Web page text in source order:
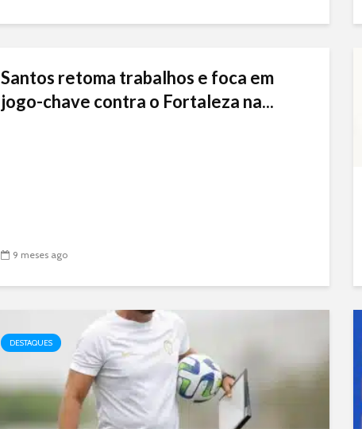
Santos retoma trabalhos e foca em
jogo-chave contra o Fortaleza na...
9 meses ago
DESTAQUES